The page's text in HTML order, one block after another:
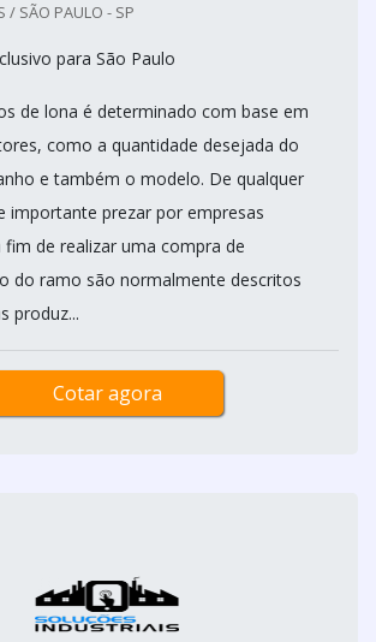
/ SÃO PAULO - SP
para São Paulo
de lona é determinado com base em
como a quantidade desejada do
e também o modelo. De qualquer
importante prezar por empresas
fim de realizar uma compra de
do ramo são normalmente descritos
produz...
Cotar agora